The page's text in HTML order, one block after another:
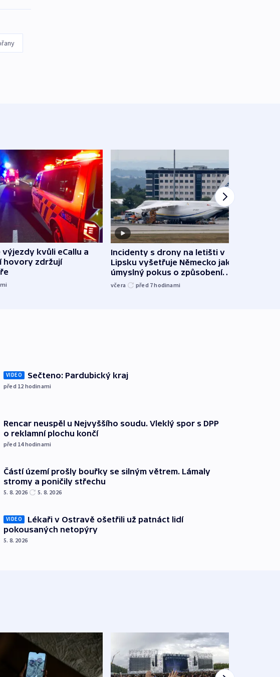
výjezdy kvůli eCallu a
hovory zdržují
Incidenty s drony na letišti v
Lipsku vyšetřuje Německo jako
úmyslný pokus o způsobení
exploze
včera před 7hodinami
VIDEO Sečteno: Pardubický kraj
před 12 hodinami
Rencar neuspěl u Nejvyššího soudu. Vleklý spor s DPP
o reklamní plochu končí
před 14hodinami
Částí území prošly bouřky se silným větrem. Lámaly
stromy a poničily střechu
5. 8. 2026 5. 8. 2026
VIDEO
Lékaři v Ostravě ošetřili už patnáct lidí
pokousaných netopýry
5. 8. 2026